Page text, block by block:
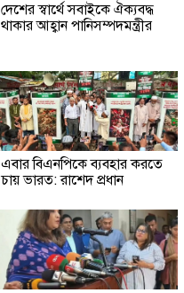
দেশের স্বার্থে সবাইকে ঐক্যবদ্ধ
থাকার আহ্বান পানিসম্পদমন্ত্রীর
এবার বিএনপিকে ব্যবহার করতে
চায় ভারত: রাশেদ প্রধান